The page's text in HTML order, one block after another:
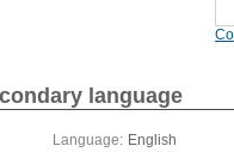
language
Language: English